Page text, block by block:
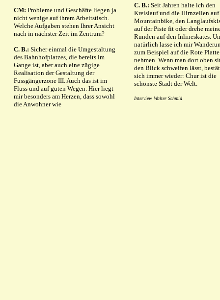
CM: Probleme und Geschäfte liegen ja
nicht wenige auf ihrem Arbeitstisch.
Welche Aufgaben stehen Ihrer Ansicht
nach in nächster Zeit im Zentrum?
C. B.: Sicher einmal die Umgestaltung
des Bahnhofplatzes, die bereits im
Gange ist, aber auch eine zügige
Realisation der Gestaltung der
Fussgängerzone III. Auch das ist im
Fluss und auf guten Wegen. Hier liegt
mir besonders am Herzen, dass sowohl
die Anwohner wie
C. B.: Seit Jahren halte ich den
Kreislauf und die Hirnzellen auf
Mountainbike, den
auf der Piste fit oder drehe
Runden auf den Inlineskates.
natürlich lasse ich mir
zum Beispiel auf die Rote
nehmen. Wenn man dort oben
den Blick schweifen lässt,
sich immer wieder: Chur ist die
schönste Stadt der Welt.
Interview Walter Schmid